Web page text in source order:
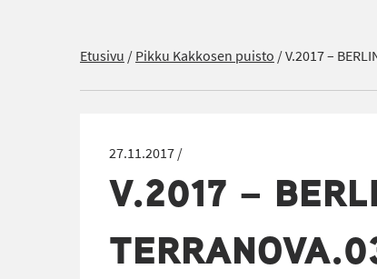
Etusivu /Pikku Kakkosen puisto /V.2017 –
27.11.2017 /
V.2017 –